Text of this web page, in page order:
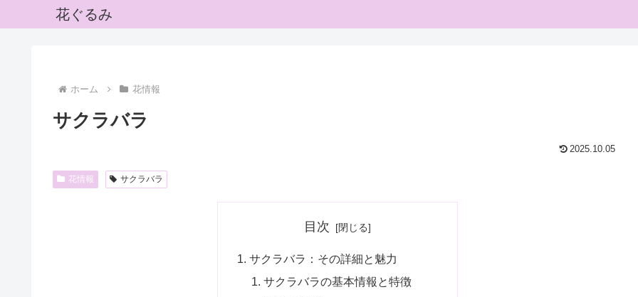
花ぐるみ
ホーム 花情報
サクラバラ
2025.10.05
花情報 サクラバラ
目次
サクラバラ：その詳細と魅力
サクラバラの基本情報と特徴